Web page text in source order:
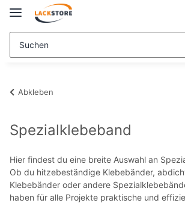
Abkleben
Spezialklebeband
Hier findest du eine breite Auswahl an
Ob du hitzebeständige Klebebänder,
Klebebänder oder andere
haben für alle Projekte praktische und